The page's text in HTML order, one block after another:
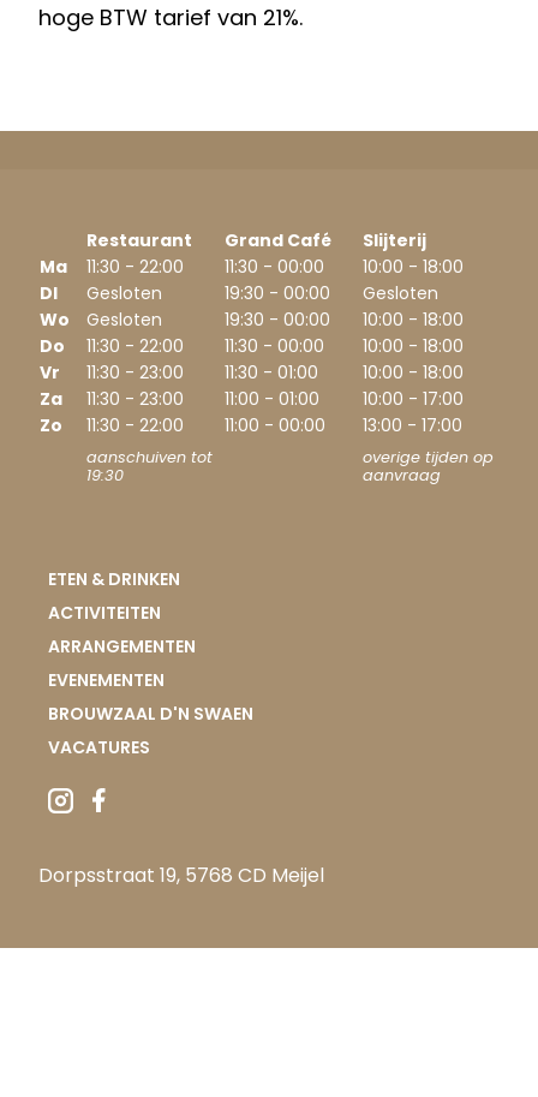
hoge BTW tarief van 21%.
Restaurant Grand Café
Slijterij
Ma
11:30 - 22:00 11:30 - 00:00
10:00 - 18:00
DI
Gesloten 19:30 - 00:00
Gesloten
Wo
Gesloten 19:30 - 00:00
10:00 - 18:00
Do
11:30 - 22:00 11:30 - 00:00
10:00 - 18:00
Vr
11:30 - 23:00 11:30 - 01:00
10:00 - 18:00
Za
11:30 - 23:00 11:00 - 01:00
10:00 - 17:00
Zo
11:30 - 22:00 11:00 - 00:00 13:00 - 17:00
aanschuiven tot
19:30
overige tijden op
aanvraag
ETEN & DRINKEN
ACTIVITEITEN
ARRANGEMENTEN
EVENEMENTEN
BROUWZAAL D'N SWAEN
VACATURES
Dorpsstraat 19, 5768 CD Meijel